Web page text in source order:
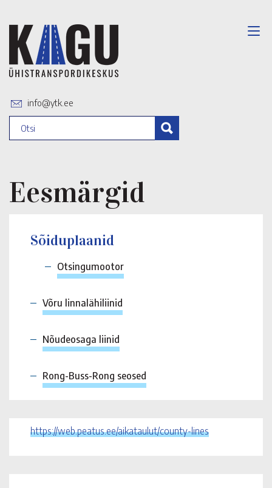
info@ytk.ee
Eesmärgid
Sõiduplaanid
Otsingumootor
Võru linnalähiliinid
Nõudeosaga liinid
Rong-Buss-Rong seosed
https://web.peatus.ee/aikataulut/county-lines